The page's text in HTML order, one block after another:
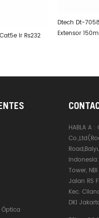
Ir Rs232
Dtech Dt-
Extensor 150m
HABLA A :
Tower,
Jalan RS
Kec.
DKI